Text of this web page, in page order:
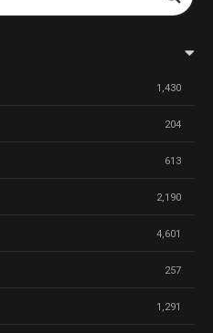
1,430
204
613
2,190
4,601
257
1,291